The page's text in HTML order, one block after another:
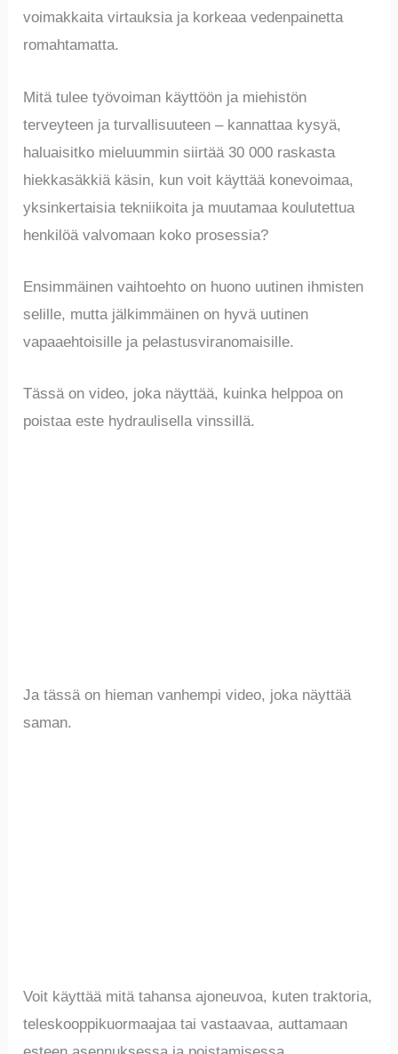
voimakkaita virtauksia ja korkeaa vedenpainetta
romahtamatta.
Mitä tulee työvoiman käyttöön ja miehistön
terveyteen ja turvallisuuteen – kannattaa kysyä,
haluaisitko mieluummin siirtää 30 000 raskasta
hiekkasäkkiä käsin, kun voit käyttää konevoimaa,
yksinkertaisia tekniikoita ja muutamaa koulutettua
henkilöä valvomaan koko prosessia?
Ensimmäinen vaihtoehto on huono uutinen ihmisten
selille, mutta jälkimmäinen on hyvä uutinen
vapaaehtoisille ja pelastusviranomaisille.
Tässä on video, joka näyttää, kuinka helppoa on
poistaa este hydraulisella vinssillä.
Ja tässä on hieman vanhempi video, joka näyttää
saman.
Voit käyttää mitä tahansa ajoneuvoa, kuten traktoria,
teleskooppikuormaajaa tai vastaavaa, auttamaan